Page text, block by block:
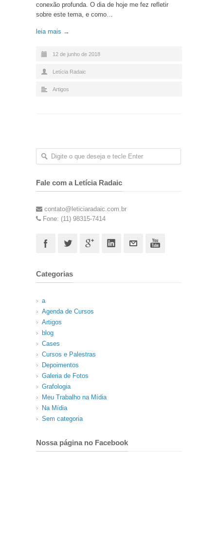
conexão profunda. O dia de hoje me fez refletir
sobre este tema, e como…
leia mais →
12 de junho de 2018
Letícia Radaic
Artigos
Fale com a Letícia Radaic
contato@leticiaradaic.com.br
Fone: (11) 98315-7414
Categorias
a
Agenda de Cursos
Artigos
blog
Cases
Cursos e Palestras
Depoimentos
Galeria de Fotos
Grafologia
Meu Trabalho na Mídia
Na Mídia
Sem categoria
Nossa página no Facebook